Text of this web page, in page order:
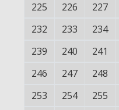
225
226 227
232
233 234
239
240 241
246
247 248
253
254 255